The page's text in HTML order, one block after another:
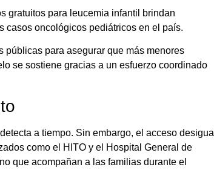
gratuitos para leucemia infantil brindan
casos oncológicos pediátricos en el país.
públicas para asegurar que más menores
se sostiene gracias a un esfuerzo coordinado
a tiempo. Sin embargo, el acceso desigual
como el HITO y el Hospital General de
que acompañan a las familias durante el